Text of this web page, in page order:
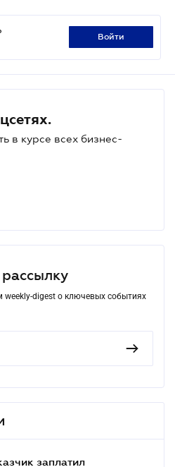
войти
в курсе всех бизнес-
weekly-digest о ключевых событиях
заплатил